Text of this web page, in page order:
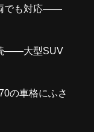
でも対応——
——大型SUV
の車格にふさ